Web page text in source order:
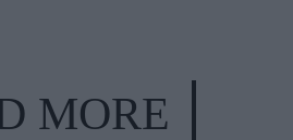
MORE